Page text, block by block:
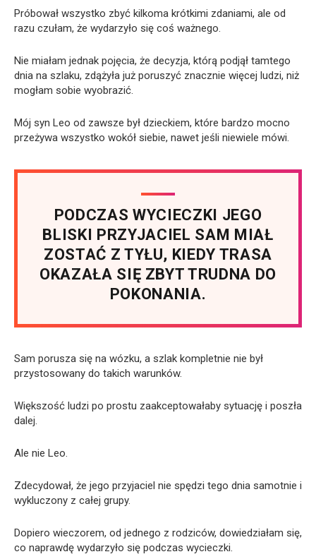
Próbował wszystko zbyć kilkoma krótkimi zdaniami, ale od
razu czułam, że wydarzyło się coś ważnego.
Nie miałam jednak pojęcia, że decyzja, którą podjął tamtego
dnia na szlaku, zdążyła już poruszyć znacznie więcej ludzi, niż
mogłam sobie wyobrazić.
Mój syn Leo od zawsze był dzieckiem, które bardzo mocno
przeżywa wszystko wokół siebie, nawet jeśli niewiele mówi.
PODCZAS WYCIECZKI JEGO
BLISKI PRZYJACIEL SAM MIAŁ
ZOSTAĆ Z TYŁU, KIEDY TRASA
OKAZAŁA SIĘ ZBYT TRUDNA DO
POKONANIA.
Sam porusza się na wózku, a szlak kompletnie nie był
przystosowany do takich warunków.
Większość ludzi po prostu zaakceptowałaby sytuację i poszła
dalej.
Ale nie Leo.
Zdecydował, że jego przyjaciel nie spędzi tego dnia samotnie i
wykluczony z całej grupy.
Dopiero wieczorem, od jednego z rodziców, dowiedziałam się,
co naprawdę wydarzyło się podczas wycieczki.